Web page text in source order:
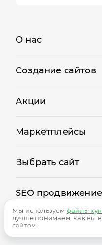
SEO продвижение
Мы используем файлы
лучше понимаем, как вы
сайтом.